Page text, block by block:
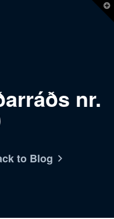
nr.
to Blog